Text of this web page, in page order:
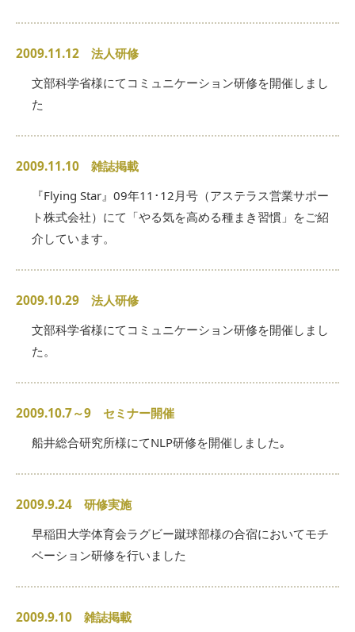
2009.11.12 法人研修
文部科学省様にてコミュニケーション研修を開催しまし
た
2009.11.10 雑誌掲載
『Flying Star』09年11･12月号（アステラス営業サポー
ト株式会社）にて「やる気を高める種まき習慣」をご紹
介しています。
2009.10.29 法人研修
文部科学省様にてコミュニケーション研修を開催しまし
た。
2009.10.7～9 セミナー開催
船井総合研究所様にてNLP研修を開催しました｡
2009.9.24 研修実施
早稲田大学体育会ラグビー蹴球部様の合宿においてモチ
ベーション研修を行いました
2009.9.10 雑誌掲載